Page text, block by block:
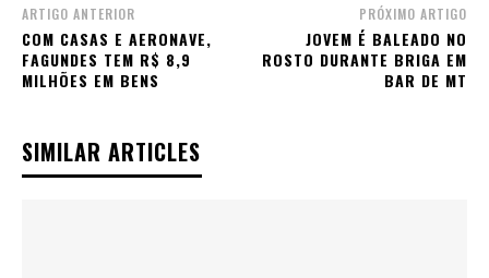
ARTIGO ANTERIOR
COM CASAS E AERONAVE,
FAGUNDES TEM R$ 8,9
MILHÕES EM BENS
PRÓXIMO ARTIGO
JOVEM É BALEADO NO
ROSTO DURANTE BRIGA EM
BAR DE MT
SIMILAR ARTICLES